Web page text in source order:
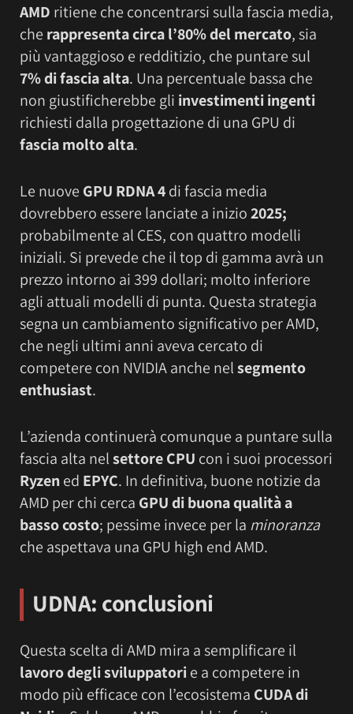
AMD ritiene che concentrarsi sulla fascia media,
che rappresenta circa l’80% del mercato, sia
più vantaggioso e redditizio, che puntare sul
7% di fascia alta. Una percentuale bassa che
non giustificherebbe gli investimenti ingenti
richiesti dalla progettazione di una GPU di
fascia molto alta.
Le nuove GPU RDNA 4di fascia media
dovrebbero essere lanciate a inizio2025;
probabilmente al CES, con quattro modelli
iniziali. Si prevede che il top di gamma avrà un
prezzo intorno ai 399 dollari; molto inferiore
agli attuali modelli di punta. Questa strategia
segna un cambiamento significativo per AMD,
che negli ultimi anni aveva cercato di
competere con NVIDIA anche nelsegmento
enthusiast.
L’azienda continuerà comunque a puntare sulla
fascia alta nelsettore CPU con i suoi processori
Ryzened EPYC. In definitiva, buone notizie da
AMD per chi cerca GPU di buona qualità a
basso costo; pessime invece per la minoranza
che aspettava una GPU high end AMD.
UDNA: conclusioni
Questa scelta di AMD mira a semplificare il
lavoro degli sviluppatorie a competere in
modo più efficace con l’ecosistema CUDA di